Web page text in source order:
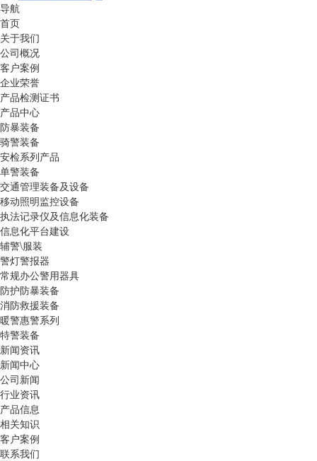
导航
首页
关于我们
公司概况
客户案例
企业荣誉
产品检测证书
产品中心
防暴装备
骑警装备
安检系列产品
单警装备
交通管理装备及设备
移动照明监控设备
执法记录仪及信息化装备
信息化平台建设
辅警\服装
警灯警报器
常规办公警用器具
防护防暴装备
消防救援装备
暖警惠警系列
特警装备
新闻资讯
新闻中心
公司新闻
行业资讯
产品信息
相关知识
客户案例
联系我们